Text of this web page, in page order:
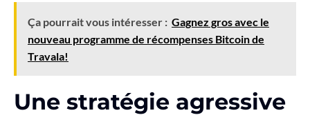
Ça pourrait vous intéresser : Gagnez gros avec le
nouveau programme de récompenses Bitcoin de
Travala!
Une stratégie agressive